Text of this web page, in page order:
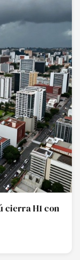
cierra H1 con